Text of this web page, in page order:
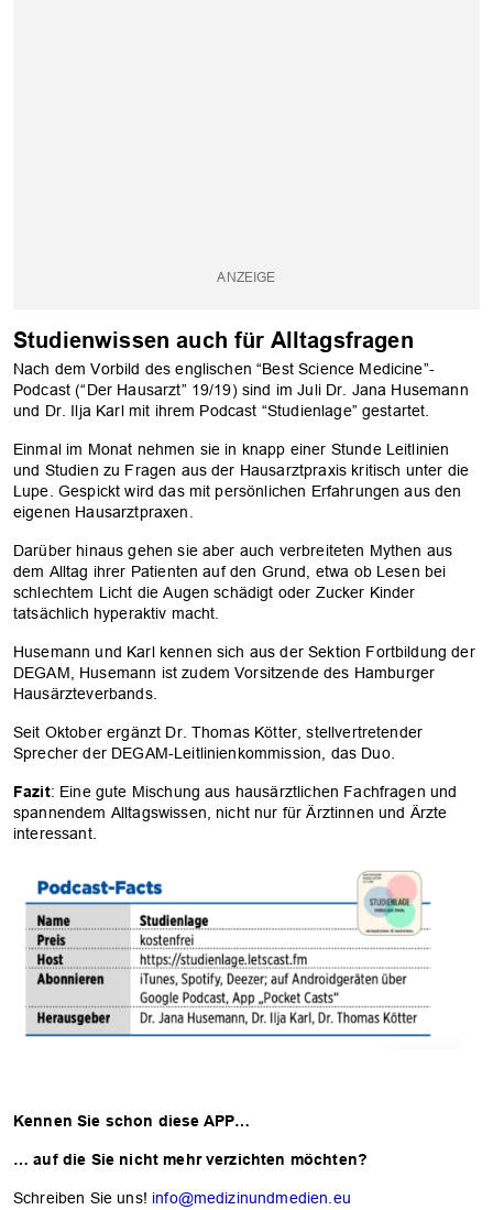
Studienwissen auch für Alltagsfragen
Nach dem Vorbild des englischen “Best Science Medicine”-
Podcast (“Der Hausarzt” 19/19) sind im Juli Dr. Jana Husemann
und Dr. Ilja Karl mit ihrem Podcast “Studienlage” gestartet.
Einmal im Monat nehmen sie in knapp einer Stunde Leitlinien
und Studien zu Fragen aus der Hausarztpraxis kritisch unter die
Lupe. Gespickt wird das mit persönlichen Erfahrungen aus den
eigenen Hausarztpraxen.
Darüber hinaus gehen sie aber auch verbreiteten Mythen aus
dem Alltag ihrer Patienten auf den Grund, etwa ob Lesen bei
schlechtem Licht die Augen schädigt oder Zucker Kinder
tatsächlich hyperaktiv macht.
Husemann und Karl kennen sich aus der Sektion Fortbildung der
DEGAM, Husemann ist zudem Vorsitzende des Hamburger
Hausärzteverbands.
Seit Oktober ergänzt Dr. Thomas Kötter, stellvertretender
Sprecher der DEGAM-Leitlinienkommission, das Duo.
Fazit: Eine gute Mischung aus hausärztlichen Fachfragen und
spannendem Alltagswissen, nicht nur für Ärztinnen und Ärzte
interessant.
Kennen Sie schon diese APP…
… auf die Sie nicht mehr verzichten möchten?
Schreiben Sie uns! info@medizinundmedien.eu